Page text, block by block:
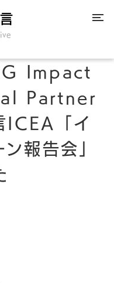
Impact
Partner
ICEA「イ
報告会」